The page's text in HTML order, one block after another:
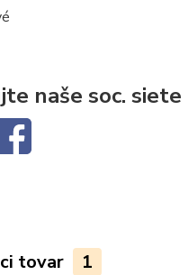
naše soc. siete
tovar 1